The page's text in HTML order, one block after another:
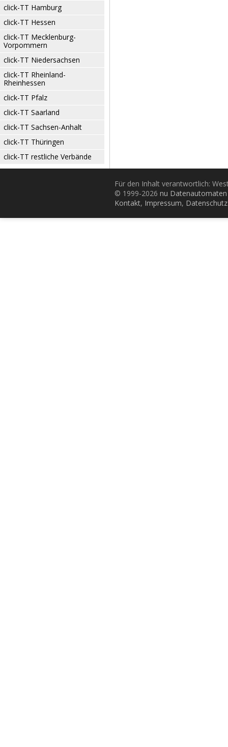
click-TT Hamburg
click-TT Hessen
click-TT Mecklenburg-
Vorpommern
click-TT Niedersachsen
click-TT Rheinland-
Rheinhessen
click-TT Pfalz
click-TT Saarland
click-TT Sachsen-Anhalt
click-TT Thüringen
click-TT restliche Verbände
Für den Inhalt verantwortlich:
© 1999-2026 nu
Kontakt, Impressum, Datenschutz